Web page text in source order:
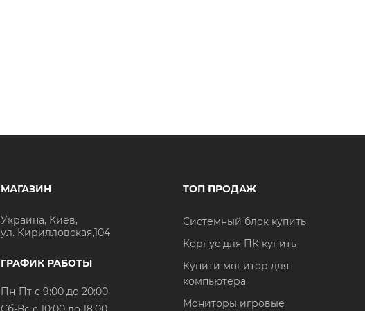
МАГАЗИН
Украина, Киев,
ул. Кирилловская,104
ГРАФИК РАБОТЫ
Пн-Пт с 9:00 до 20:00
ТОП ПРОДАЖ
Системный блок купить
Корпус для ПК купить
Купити монитор для
компьютера
Мониторы игровые